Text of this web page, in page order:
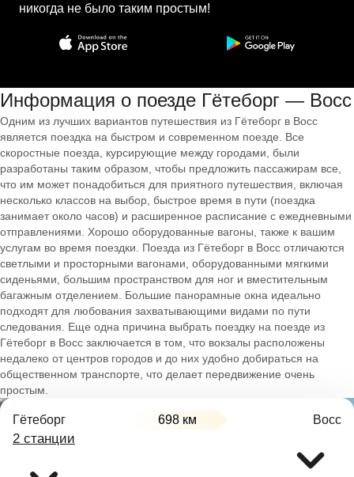
никогда не было таким простым!
Информация о поезде Гётеборг — Восс
Одним из лучших вариантов путешествия из Гётеборг в Восс
является поездка на быстром и современном поезде. Все
скоростные поезда, курсирующие между городами, были
разработаны таким образом, чтобы предложить пассажирам все,
что им может понадобиться для приятного путешествия, включая
несколько классов на выбор, быстрое время в пути (поездка
занимает около часов) и расширенное расписание с ежедневными
отправлениями. Хорошо оборудованные вагоны, также к вашим
услугам во время поездки. Поезда из Гётеборг в Восс отличаются
светлыми и просторными вагонами, оборудованными мягкими
сиденьями, большим пространством для ног и вместительным
багажным отделением. Большие панорамные окна идеально
подходят для любования захватывающими видами по пути
следования. Еще одна причина выбрать поездку на поезде из
Гётеборг в Восс заключается в том, что вокзалы расположены
недалеко от центров городов и до них удобно добираться на
общественном транспорте, что делает передвижение очень
простым.
Гётеборг 698 км Восс
2 станции